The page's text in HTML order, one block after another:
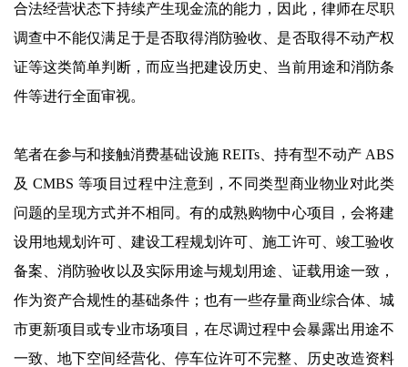
合法经营状态下持续产生现金流的能力，因此，律师在尽职
调查中不能仅满足于是否取得消防验收、是否取得不动产权
证等这类简单判断，而应当把建设历史、当前用途和消防条
件等进行全面审视。
笔者在参与和接触消费基础设施 REITs、持有型不动产 ABS
及 CMBS 等项目过程中注意到，不同类型商业物业对此类
问题的呈现方式并不相同。有的成熟购物中心项目，会将建
设用地规划许可、建设工程规划许可、施工许可、竣工验收
备案、消防验收以及实际用途与规划用途、证载用途一致，
作为资产合规性的基础条件；也有一些存量商业综合体、城
市更新项目或专业市场项目，在尽调过程中会暴露出用途不
一致、地下空间经营化、停车位许可不完整、历史改造资料